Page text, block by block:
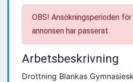
OBS! Ansökningsperioden för
annonsen har passerat.
Arbetsbeskrivning
Drottning Blankas